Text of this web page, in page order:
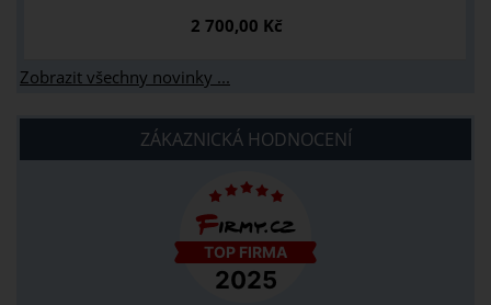
2 700,00 Kč
Zobrazit všechny novinky ...
ZÁKAZNICKÁ HODNOCENÍ